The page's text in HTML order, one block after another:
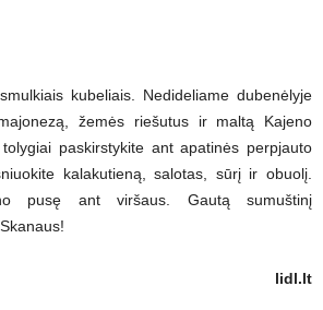
kubeliais. Nedideliame dubenėlyje
žemės riešutus ir maltą Kajeno
paskirstykite ant apatinės perpjauto
kalakutieną, salotas, sūrį ir obuolį.
pusę ant viršaus. Gautą sumuštinį
lidl.lt